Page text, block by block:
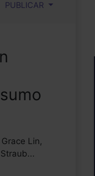
PUBLICAR
Lin,